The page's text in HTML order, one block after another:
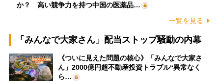
か？ 高い競争力を持つ中国の医薬品…
一覧を見る
「みんなで大家さん」配当ストップ騒動の内幕
《ついに見えた問題の核心》「みんなで大家さ
ん」2000億円超不動産投資トラブル“異常なく
ら…